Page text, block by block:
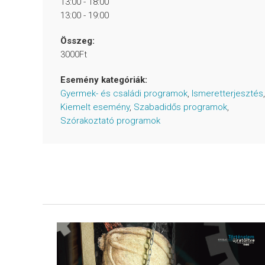
13:00 - 19:00
Összeg:
3000Ft
Esemény kategóriák:
Gyermek- és családi programok Ismeretterjesztés
Kiemelt esemény, Szabadidős programok
Szórakoztató programok